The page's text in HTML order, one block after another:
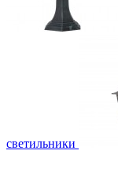
светильники